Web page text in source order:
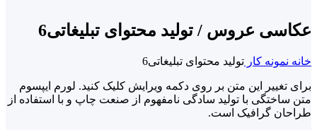
عکاسی عروس / تولید محتوای تبلیغاتی6
خانه نمونه کار تولید محتوای تبلیغاتی6
برای تغییر این متن بر روی دکمه ویرایش کلیک کنید. لورم ایپسوم
متن ساختگی با تولید سادگی نامفهوم از صنعت چاپ و با استفاده از
طراحان گرافیک است.